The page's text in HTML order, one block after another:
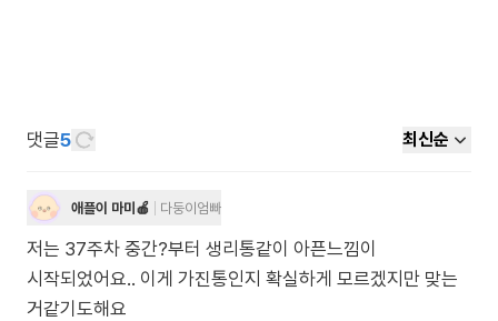
댓글5 최신순
애플이 마미🍎 다둥이엄빠
저는 37주차 중간?부터 생리통같이 아픈느낌이
시작되었어요.. 이게 가진통인지 확실하게 모르겠지만 맞는
거같기도해요